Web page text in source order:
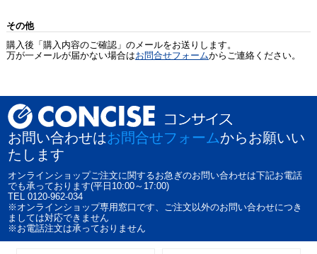
その他
購入後「購入内容のご確認」のメールをお送りします。
万が一メールが届かない場合はお問合せフォームからご連絡ください。
お問い合わせはお問合せフォームからお願いい
たします
オンラインショップご注文に関するお急ぎのお問い合わせは下記お電話
でも承っております(平日10:00～17:00)
TEL 0120-962-034
※オンラインショップ専用窓口です、ご注文以外のお問い合わせにつき
ましては対応できません
※お電話注文は承っておりません